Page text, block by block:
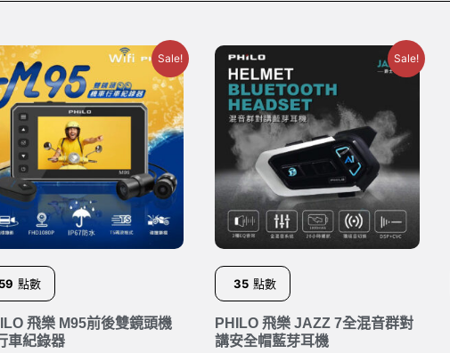
Sale!
點數
飛樂 M95前後雙鏡頭機
車紀錄器
Sale!
35 點數
PHILO 飛樂 JAZZ 7全混音群對
講安全帽藍芽耳機